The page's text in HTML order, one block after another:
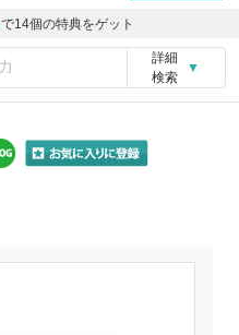
で14個の特典をゲット
詳細
検索
▼